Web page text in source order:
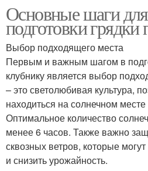
Основные шаги
подготовки
Выбор подходящего места
Первым и важным шагом в
клубнику является выбор
– это светолюбивая культура,
находиться на солнечном
Оптимальное количество
менее 6 часов. Также важно
сквозных ветров, которые
и снизить урожайность.